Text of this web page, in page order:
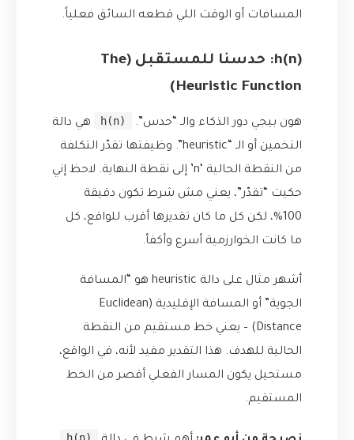
المسافات أو الوقت اللي قطعه السائق فعلياً.
h(n): حدسنا للمستقبل (The
Heuristic Function)
هون بيجي دور الذكاء والـ “حدس”. h(n)
هي دالة
التخمين أو الـ “heuristic”. وظيفتها تقدّر التكلفة
من النقطة الحالية ‘n’ إلى نقطة النهاية. لاحظ إني
حكيت “تقدّر”، يعني مش شرط تكون دقيقة
100%، لكن كل ما كان تقديرها أقرب للواقع، كل
ما كانت الخوارزمية أسرع وأكفأ.
أشهر مثال على دالة heuristic هو “المسافة
الجوية” أو المسافة الإقليدية (Euclidean
Distance) – يعني خط مستقيم من النقطة
الحالية للهدف. هذا التقدير مفيد لأنه، في الواقع،
مستحيل يكون المسار الفعلي أقصر من الخط
المستقيم.